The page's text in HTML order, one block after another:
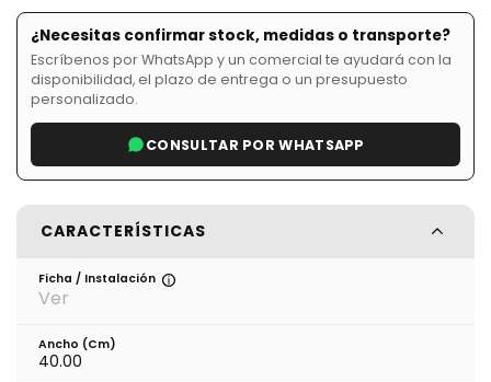
¿Necesitas confirmar stock, medidas o transporte?
Escríbenos por WhatsApp y un comercial te ayudará con la
disponibilidad, el plazo de entrega o un presupuesto
personalizado.
CONSULTAR POR WHATSAPP
CARACTERÍSTICAS
Ficha / Instalación
Ver
Ancho (cm)
40.00